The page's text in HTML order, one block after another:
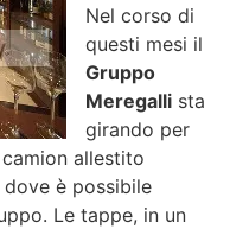
Nel corso di
questi mesi il
Gruppo
Meregalli sta
girando per
camion allestito
dove è possibile
Le tappe, in un